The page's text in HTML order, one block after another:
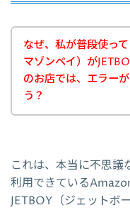
なぜ、私が普段使っ
マゾンペイ）が
のお店では、エラー
う？
これは、本当に不思議
利用できている
JETBOY（ジェットボ